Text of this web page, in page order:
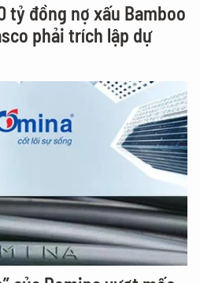
tỷ đồng nợ xấu Bamboo
phải trích lập dự